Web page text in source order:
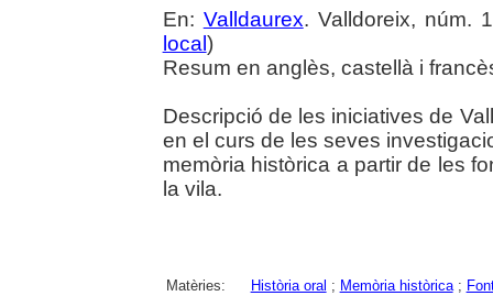
En: Valldaurex. Valldoreix, núm.
local)
Resum en anglès, castellà i
Descripció de les iniciatives de
en el curs de les seves
memòria històrica a partir de les
la vila.
Matèries: Història oral ; Memòria històrica;